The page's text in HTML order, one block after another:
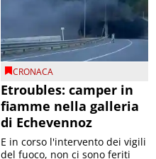
CRONACA
Etroubles: camper in
fiamme nella galleria
di Echevennoz
E in corso l'intervento dei vigili
del fuoco, non ci sono feriti